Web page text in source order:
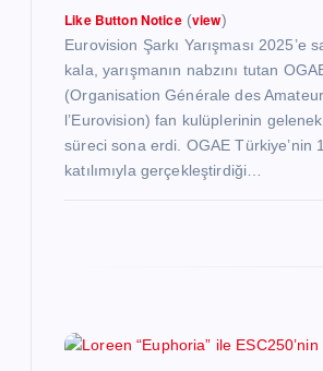
Like Button Notice(view)
Eurovision Şarkı Yarışması 2025’e
kala, yarışmanın nabzını tutan
(Organisation Générale des
l’Eurovision) fan kulüplerinin
süreci sona erdi. OGAE Türkiye’nin
katılımıyla gerçekleştirdiği…